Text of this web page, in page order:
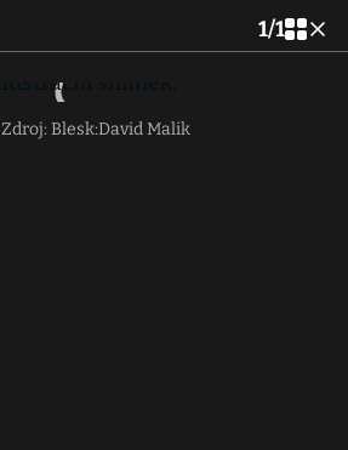
1/1
Zdroj: Blesk:David Malik